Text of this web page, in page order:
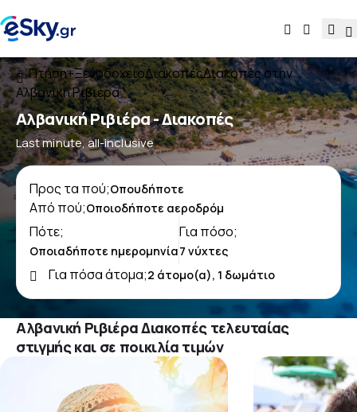
Πτήση+ΞενοδοχείοΔιακοπέςΔιακοπές στην
Αλβανική Ριβιέρα
Αλβανική Ριβιέρα - Διακοπές
Last minute, all-inclusive
Προς τα πού;
Από πού;
Πότε;
Για πόσο;
Για πόσα άτομα;
Αλβανική Ριβιέρα Διακοπές τελευταίας
στιγμής και σε ποικιλία τιμών